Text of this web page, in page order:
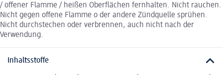
/ offener Flamme / heißen Oberflächen fernhalten. Nicht rauchen.
Nicht gegen offene Flamme o der andere Zündquelle sprühen.
Nicht durchstechen oder verbrennen, auch nicht nach der
Verwendung.
Inhaltsstoffe